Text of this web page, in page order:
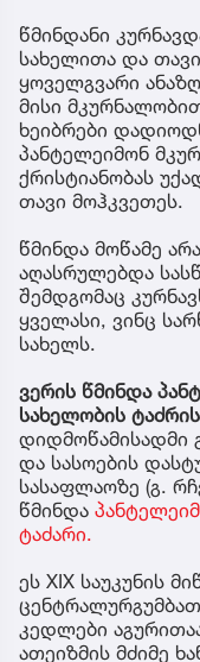
წმინდანი
სახელითა და
ყოველგვარი
მისი
ხეიბრები
პანტელეიმონ
ქრისტიანობას
თავი მოჰკვეთეს.
წმინდა მოწამე
აღასრულებდა
შემდგომაც
ყველასი, ვინც
სახელს.
ვერის წმინდა
სახელობის
დიდმოწამისადმი
და სასოების
სასაფლაოზე (გ.
წმინდა
ტაძარი.
ეს XIX საუკუნის
კედლები
ათეიზმის მძიმე